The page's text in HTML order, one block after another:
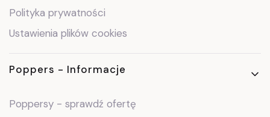
Polityka prywatności
Ustawienia plików cookies
Poppers - Informacje
Poppersy - sprawdź ofertę